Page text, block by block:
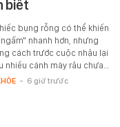
biết
bụng rỗng có thể khiến
nhanh hơn, nhưng
cách trước cuộc nhậu lại
nhiều cánh mày râu chưa…
- 6 giờ trước